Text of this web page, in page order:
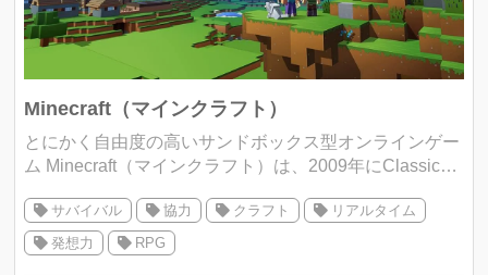
Minecraft（マインクラフト）
とにかく自由度の高いサンドボックス型オンラインゲー
ム Minecraft（マインクラフト）は、2009年にClassic版
ドボックス型オ
サバイバル 協力 クラフト リアルタイム
発想力 RPG